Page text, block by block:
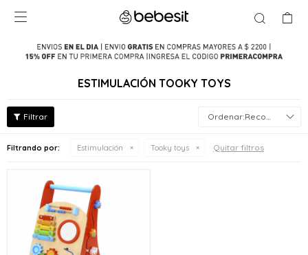

ESTIMULACIÓN TOOKY TOYS
Recomendados
Filtrando por: Estimulación Tooky toys Quitar filtros